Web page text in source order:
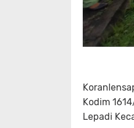
Kodim
Lepadi